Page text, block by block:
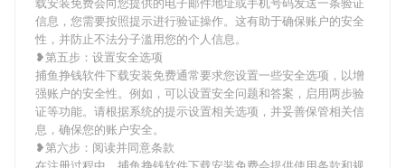
信息，您需要按照提示进行验证操作。这有助于确保账户的安全
性，并防止不法分子滥用您的个人信息。
❥第五步：设置安全选项
捕鱼挣钱软件下载安装免费通常要求您设置一些安全选项，以增
强账户的安全性。例如，可以设置安全问题和答案，启用两步验
证等功能。请根据系统的提示设置相关选项，并妥善保管相关信
息，确保您的账户安全。
❥第六步：阅读并同意条款